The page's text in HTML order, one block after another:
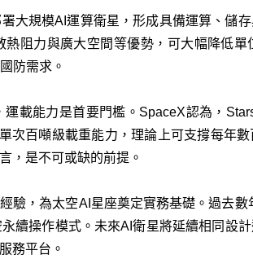
大規模AI運算衛星，形成具備運算、儲
阻力與廣大空間等優勢，可大幅降低單
防需求。
載能力是首要門檻。SpaceX認為，
次百噸級載重能力，理論上可支撐每年
，是不可或缺的前提。
驗，為太空AI星座奠定實務基礎。過去
續操作模式。未來AI衛星將延續相同設
務平台。